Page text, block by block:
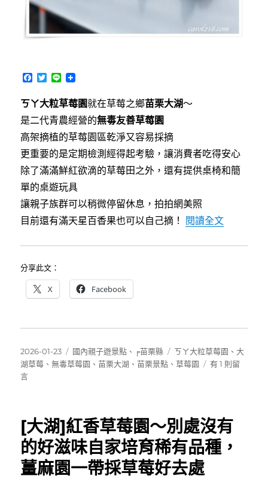
F
c
e
b
o
o
k
T
i
t
t
e
r
L
n
e
ㄎㄚ大粒草莓園就在草莓之鄉苗栗大湖～
是二代青農經營的無毒友善草莓園
高架摘植的草莓園區乾淨又容易採摘
更重要的是定期檢測經得起考驗，讓消費者吃得安心
除了滿滿鮮紅欲滴的草莓田之外，還有提供桌椅和簡
單的桌遊玩具
讓親子族群可以稍微停留休息，拍拍網美照
目前還有滿天星百香果也可以自己摘！ 閱讀全文〈[大湖]
分享此文：
X Facebook
發
佈
日
2026-01-23
分
類
國內親子遊景點 、 ╒苗栗縣
標
籤
ㄎㄚ大粒草莓園 、大
湖草莓 、無毒草莓園 、苗栗大湖 、苗栗景點 、草莓園
在
大
粒
草
有 1 則留
言
[大湖]紅香草莓園～別處沒有
的好滋味自家培育稀有品種，
薑麻園一帶採草莓好去處